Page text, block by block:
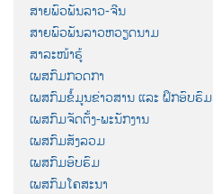
ສາຍພົວພັນລາວ-ຈີນ
ສາຍພົວພັນລາວຫວຽດນາມ
ສາລະໜ້າຮູ້
ເພສກົມກວດກາ
ເພສກົມຂໍ້ມູນຂ່າວສານ ແລະ ຝຶກອົບຮົມ
ເພສກົມຈັດຕັ້ງ-ພະນັກງານ
ເພສກົມສັງລວມ
ເພສກົມອົບຮົມ
ເພສກົມໂຄສະນາ